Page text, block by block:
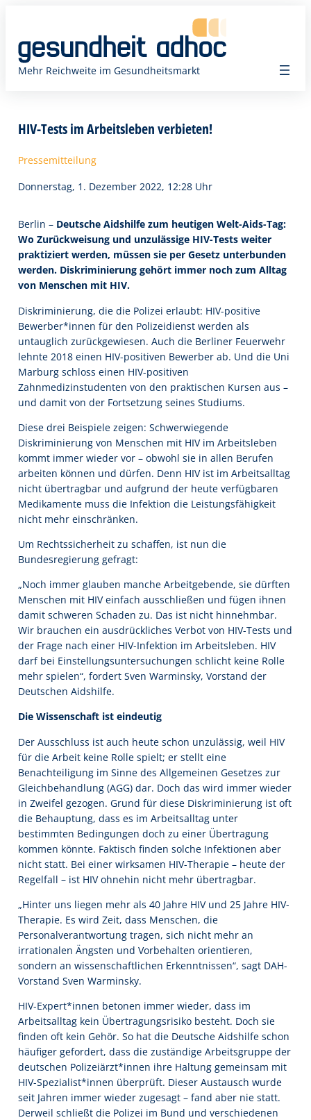
springen
Mehr Reichweite im Gesundheitsmarkt
HIV-Tests im Arbeitsleben verbieten!
Pressemitteilung
Donnerstag, 1. Dezember 2022, 12:28 Uhr
Berlin – Deutsche Aidshilfe zum heutigen Welt-Aids-Tag:
Wo Zurückweisung und unzulässige HIV-Tests weiter
praktiziert werden, müssen sie per Gesetz unterbunden
werden. Diskriminierung gehört immer noch zum Alltag
von Menschen mit HIV.
Diskriminierung, die die Polizei erlaubt: HIV-positive
Bewerber*innen für den Polizeidienst werden als
untauglich zurückgewiesen. Auch die Berliner Feuerwehr
lehnte 2018 einen HIV-positiven Bewerber ab. Und die Uni
Marburg schloss einen HIV-positiven
Zahnmedizinstudenten von den praktischen Kursen aus –
und damit von der Fortsetzung seines Studiums.
Diese drei Beispiele zeigen: Schwerwiegende
Diskriminierung von Menschen mit HIV im Arbeitsleben
kommt immer wieder vor – obwohl sie in allen Berufen
arbeiten können und dürfen. Denn HIV ist im Arbeitsalltag
nicht übertragbar und aufgrund der heute verfügbaren
Medikamente muss die Infektion die Leistungsfähigkeit
nicht mehr einschränken.
Um Rechtssicherheit zu schaffen, ist nun die
Bundesregierung gefragt:
„Noch immer glauben manche Arbeitgebende, sie dürften
Menschen mit HIV einfach ausschließen und fügen ihnen
damit schweren Schaden zu. Das ist nicht hinnehmbar.
Wir brauchen ein ausdrückliches Verbot von HIV-Tests und
der Frage nach einer HIV-Infektion im Arbeitsleben. HIV
darf bei Einstellungsuntersuchungen schlicht keine Rolle
mehr spielen“, fordert Sven Warminsky, Vorstand der
Deutschen Aidshilfe.
Die Wissenschaft ist eindeutig
Der Ausschluss ist auch heute schon unzulässig, weil HIV
für die Arbeit keine Rolle spielt; er stellt eine
Benachteiligung im Sinne des Allgemeinen Gesetzes zur
Gleichbehandlung (AGG) dar. Doch das wird immer wieder
in Zweifel gezogen. Grund für diese Diskriminierung ist oft
die Behauptung, dass es im Arbeitsalltag unter
bestimmten Bedingungen doch zu einer Übertragung
kommen könnte. Faktisch finden solche Infektionen aber
nicht statt. Bei einer wirksamen HIV-Therapie – heute der
Regelfall – ist HIV ohnehin nicht mehr übertragbar.
„Hinter uns liegen mehr als 40 Jahre HIV und 25 Jahre HIV-
Therapie. Es wird Zeit, dass Menschen, die
Personalverantwortung tragen, sich nicht mehr an
irrationalen Ängsten und Vorbehalten orientieren,
sondern an wissenschaftlichen Erkenntnissen“, sagt DAH-
Vorstand Sven Warminsky.
HIV-Expert*innen betonen immer wieder, dass im
Arbeitsalltag kein Übertragungsrisiko besteht. Doch sie
finden oft kein Gehör. So hat die Deutsche Aidshilfe schon
häufiger gefordert, dass die zuständige Arbeitsgruppe der
deutschen Polizeiärzt*innen ihre Haltung gemeinsam mit
HIV-Spezialist*innen überprüft. Dieser Austausch wurde
seit Jahren immer wieder zugesagt – fand aber nie statt.
Derweil schließt die Polizei im Bund und verschiedenen